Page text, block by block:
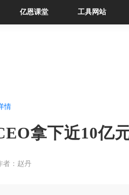
亿恩课堂 工具网站
情
拿下近10亿
者：赵丹